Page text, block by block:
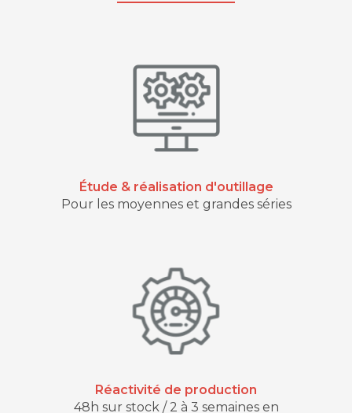
Étude & réalisation d'outillage
Pour les moyennes et grandes séries
Réactivité de production
48h sur stock / 2 à 3 semaines en